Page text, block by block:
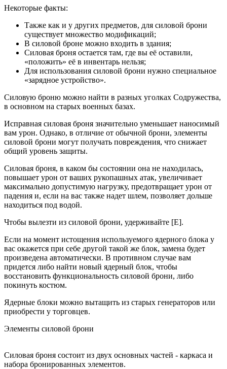
Некоторые факты:
Также как и у других предметов, для силовой брони
существует множество модификаций;
В силовой броне можно входить в здания;
Силовая броня остается там, где вы её оставили,
«положить» её в инвентарь нельзя;
Для использования силовой брони нужно специальное
«зарядное устройство».
Силовую броню можно найти в разных уголках Содружества,
в основном на старых военных базах.
Исправная силовая броня значительно уменьшает наносимый
вам урон. Однако, в отличие от обычной брони, элементы
силовой брони могут получать повреждения, что снижает
общий уровень защиты.
Силовая броня, в каком бы состоянии она не находилась,
повышает урон от ваших рукопашных атак, увеличивает
максимально допустимую нагрузку, предотвращает урон от
падения и, если на вас также надет шлем, позволяет дольше
находиться под водой.
Чтобы вылезти из силовой брони, удерживайте [Е].
Если на момент истощения используемого ядерного блока у
вас окажется при себе другой такой же блок, замена будет
произведена автоматически. В противном случае вам
придется либо найти новый ядерный блок, чтобы
восстановить функциональность силовой брони, либо
покинуть костюм.
Ядерные блоки можно вытащить из старых генераторов или
приобрести у торговцев.
Элементы силовой брони
Силовая броня состоит из двух основных частей - каркаса и
набора бронированных элементов.